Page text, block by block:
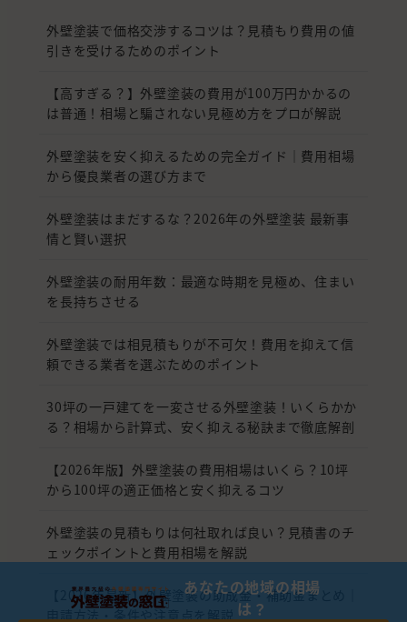
外壁塗装で価格交渉するコツは？見積もり費用の値
引きを受けるためのポイント
【高すぎる？】外壁塗装の費用が100万円かかるの
は普通！相場と騙されない見極め方をプロが解説
外壁塗装を安く抑えるための完全ガイド｜費用相場
から優良業者の選び方まで
外壁塗装はまだするな？2026年の外壁塗装 最新事
情と賢い選択
外壁塗装の耐用年数：最適な時期を見極め、住まい
を長持ちさせる
外壁塗装では相見積もりが不可欠！費用を抑えて信
頼できる業者を選ぶためのポイント
30坪の一戸建てを一変させる外壁塗装！いくらかか
る？相場から計算式、安く抑える秘訣まで徹底解剖
【2026年版】外壁塗装の費用相場はいくら？10坪
から100坪の適正価格と安く抑えるコツ
外壁塗装の見積もりは何社取れば良い？見積書のチ
ェックポイントと費用相場を解説
【2026年最新】外壁塗装の助成金・補助金まとめ｜
申請方法・条件や注意点を解説
あなたの地域の相場
は？